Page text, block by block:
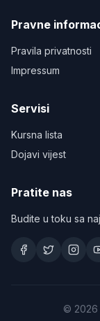
Pravne
Pravila privatnosti
Impressum
Servisi
Kursna lista
Dojavi vijest
Pratite nas
Budite u toku sa
© 2026